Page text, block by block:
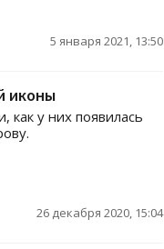
5 января 2021, 13:50
иконы
как у них появилась
26 декабря 2020, 15:04